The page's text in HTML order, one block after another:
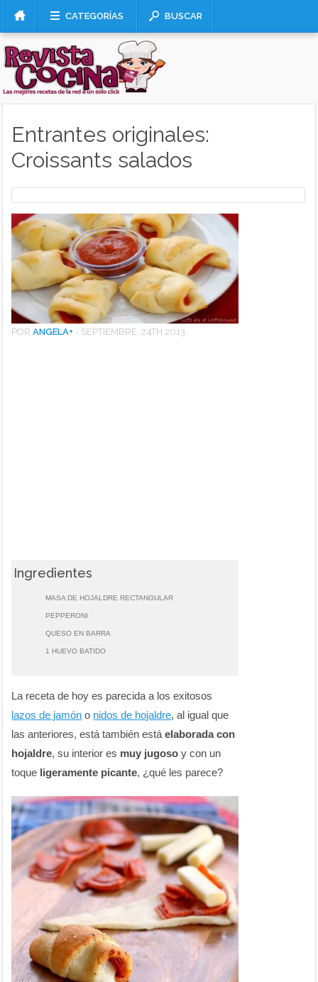
CATEGORÍAS BUSCAR
Entrantes originales:
Croissants salados
PORANGELA+ - SEPTIEMBRE, 24TH 2013
Ingredientes
MASA DE HOJALDRE RECTANGULAR
PEPPERONI
QUESO EN BARRA
1 HUEVO BATIDO
La receta de hoy es parecida a los exitosos
lazos de jamón o nidos de hojaldre, al igual que
las anteriores, está también estáelaborada con
hojaldre, su interior es muy jugoso y con un
toque ligeramente picante, ¿qué les parece?